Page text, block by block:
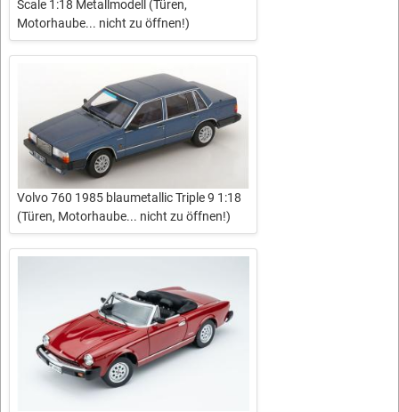
Scale 1:18 Metallmodell (Türen,
Motorhaube... nicht zu öffnen!)
Volvo 760 1985 blaumetallic Triple 9 1:18
(Türen, Motorhaube... nicht zu öffnen!)